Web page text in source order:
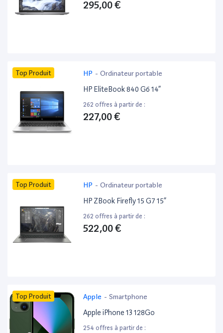
295,00 €
Top Produit HP - Ordinateur portable
HP EliteBook 840 G6 14”
262 offres à partir de :
227,00 €
Top Produit HP - Ordinateur portable
HP ZBook Firefly 15 G7 15”
262 offres à partir de :
522,00 €
Top Produit Apple - Smartphone
Apple iPhone 13 128Go
254 offres à partir de :